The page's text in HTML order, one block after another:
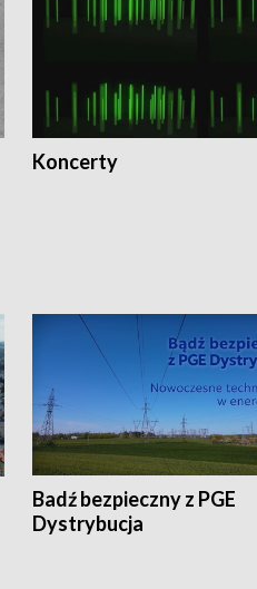
Koncerty
Badź bezpieczny z PGE
Dystrybucja